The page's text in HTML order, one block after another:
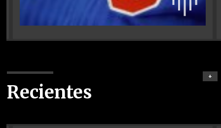
Recientes
+